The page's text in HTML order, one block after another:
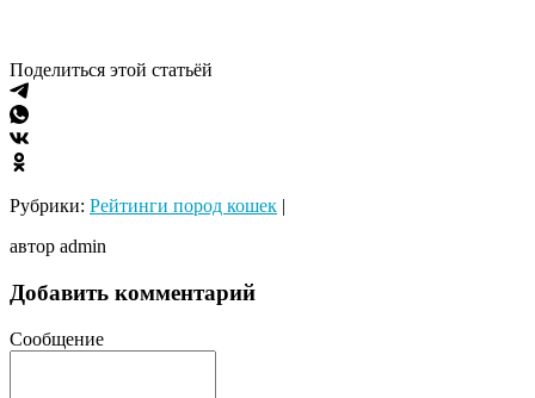
Поделиться этой статьёй
Рубрики: Рейтинги пород кошек |
автор admin
Добавить комментарий
Сообщение